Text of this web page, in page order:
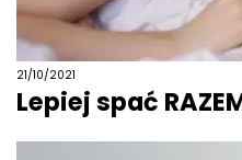
21/10/2021
Lepiej spać